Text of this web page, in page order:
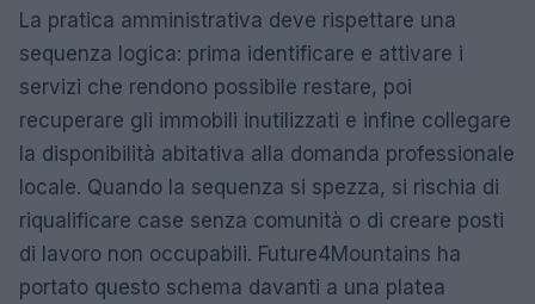
La pratica amministrativa deve rispettare una
sequenza logica: prima identificare e attivare i
servizi che rendono possibile restare, poi
recuperare gli immobili inutilizzati e infine collegare
la disponibilità abitativa alla domanda professionale
locale. Quando la sequenza si spezza, si rischia di
riqualificare case senza comunità o di creare posti
di lavoro non occupabili. Future4Mountains ha
portato questo schema davanti a una platea